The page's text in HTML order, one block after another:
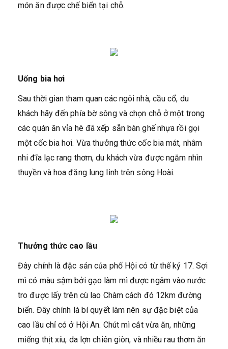
món ăn được chế biến tại chỗ.
Uống bia hơi
Sau thời gian tham quan các ngôi nhà, cầu cổ, du
khách hãy đến phía bờ sông và chọn chỗ ở một trong
các quán ăn vỉa hè đã xếp sẵn bàn ghế nhựa rồi gọi
một cốc bia hơi. Vừa thưởng thức cốc bia mát, nhâm
nhi đĩa lạc rang thơm, du khách vừa được ngắm nhìn
thuyền và hoa đăng lung linh trên sông Hoài.
Thưởng thức cao lầu
Đây chính là đặc sản của phố Hội có từ thế kỷ 17. Sợi
mì có màu sậm bởi gạo làm mì được ngâm vào nước
tro được lấy trên cù lao Chàm cách đó 12km đường
biển. Đây chính là bí quyết làm nên sự đặc biệt của
cao lầu chỉ có ở Hội An. Chút mì cắt vừa ăn, những
miếng thịt xíu, da lợn chiên giòn, và nhiều rau thơm ăn